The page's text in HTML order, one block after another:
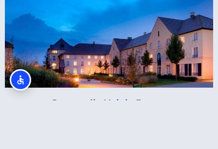
Campanile Val de France